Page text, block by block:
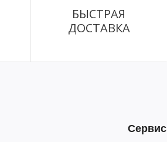
БЫСТРАЯ
ДОСТАВКА
Сервис